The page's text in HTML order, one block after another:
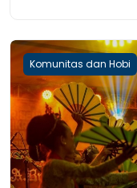
Komunitas dan Hobi